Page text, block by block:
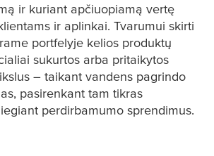
ir kuriant apčiuopiamą vertę
ir aplinkai. Tvarumui skirti
portfelyje kelios produktų
sukurtos arba pritaikytos
– taikant vandens pagrindo
pasirenkant tam tikras
perdirbamumo sprendimus.